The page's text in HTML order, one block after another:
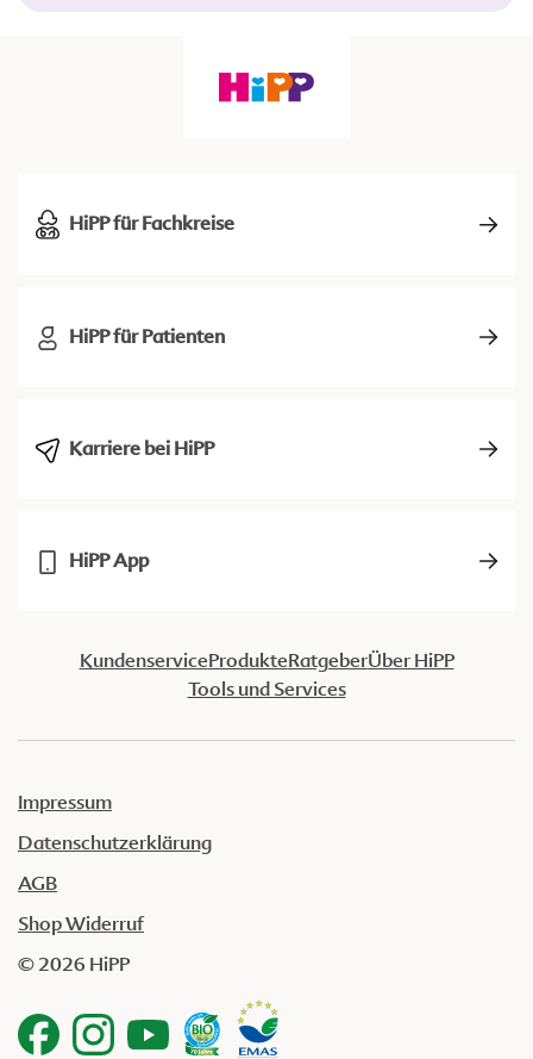
HiPP für Fachkreise
HiPP für Patienten
Karriere bei HiPP
HiPP App
KundenserviceProdukteRatgeberÜber HiPP
Tools und Services
Impressum
Datenschutzerklärung
AGB
Shop Widerruf
© 2026 HiPP